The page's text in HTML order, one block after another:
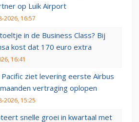
op Luik Airport
2026, 16:57
in de Business Class? Bij
kost dat 170 euro extra
16:41
Pacific ziet levering eerste Airbus
vertraging oplopen
2026, 15:25
snelle groei in kwartaal met